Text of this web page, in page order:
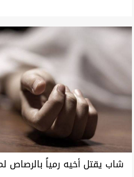
شاب يقتل أخيه رمياً بالرصاص